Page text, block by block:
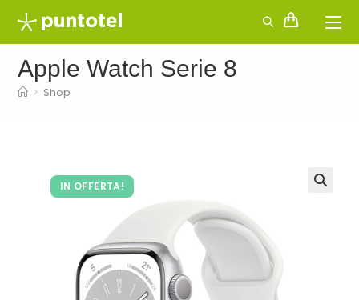
Salta
contenuto
Apple Watch Serie 8
> Shop
IN OFFERTA!